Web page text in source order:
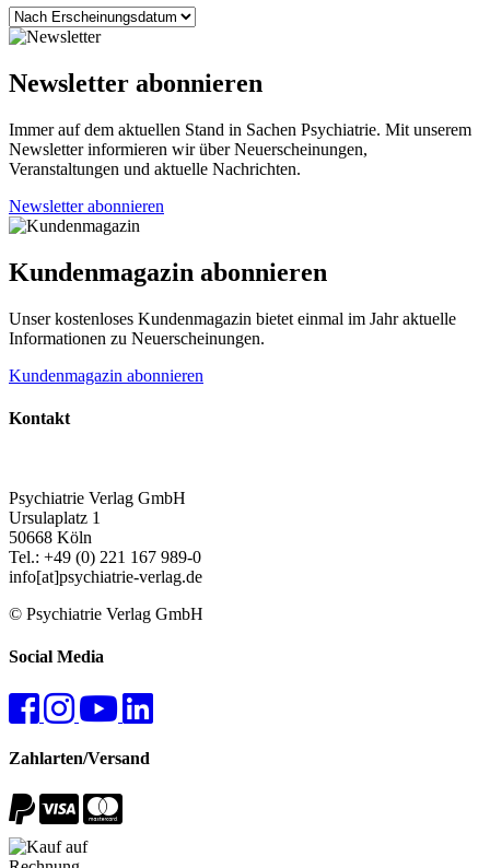
Newsletter abonnieren
Immer auf dem aktuellen Stand in Sachen Psychiatrie. Mit unserem
Newsletter informieren wir über Neuerscheinungen,
Veranstaltungen und aktuelle Nachrichten.
Newsletter abonnieren
Kundenmagazin abonnieren
Unser kostenloses Kundenmagazin bietet einmal im Jahr aktuelle
Informationen zu Neuerscheinungen.
Kundenmagazin abonnieren
Kontakt
Psychiatrie Verlag GmbH
Ursulaplatz 1
50668 Köln
Tel.: +49 (0) 221 167 989-0
info[at]psychiatrie-verlag.de
© Psychiatrie Verlag GmbH
Social Media
Zahlarten/Versand